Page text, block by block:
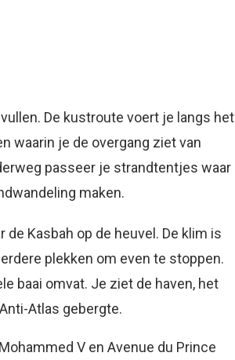
De kustroute voert je langs het
waarin je de overgang ziet van
passeer je strandtentjes waar
maken.
Kasbah op de heuvel. De klim is
plekken om even te stoppen.
baai omvat. Je ziet de haven, het
Atlas gebergte.
V en Avenue du Prince